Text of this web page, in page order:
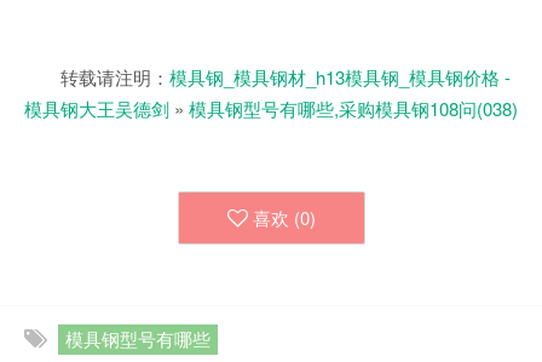
转载请注明： 模具钢_模具钢材_h13模具钢_模具钢价格 -
模具钢大王吴德剑 » 模具钢型号有哪些,采购模具钢108问(038)
喜欢 (0)
模具钢型号有哪些